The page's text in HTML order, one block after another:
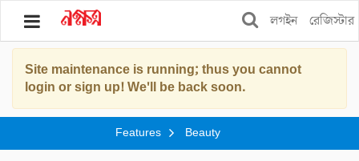
ব্লগ
লগইন রেজিস্টার
Site maintenance is running; thus you cannot
login or sign up! We'll be back soon.
Features Beauty